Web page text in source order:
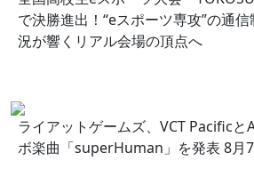
で決勝進出！“eスポーツ専攻”の通
況が響くリアル会場の頂点へ
ライアットゲームズ、VCT Pacific
ボ楽曲「superHuman」を発表 8月